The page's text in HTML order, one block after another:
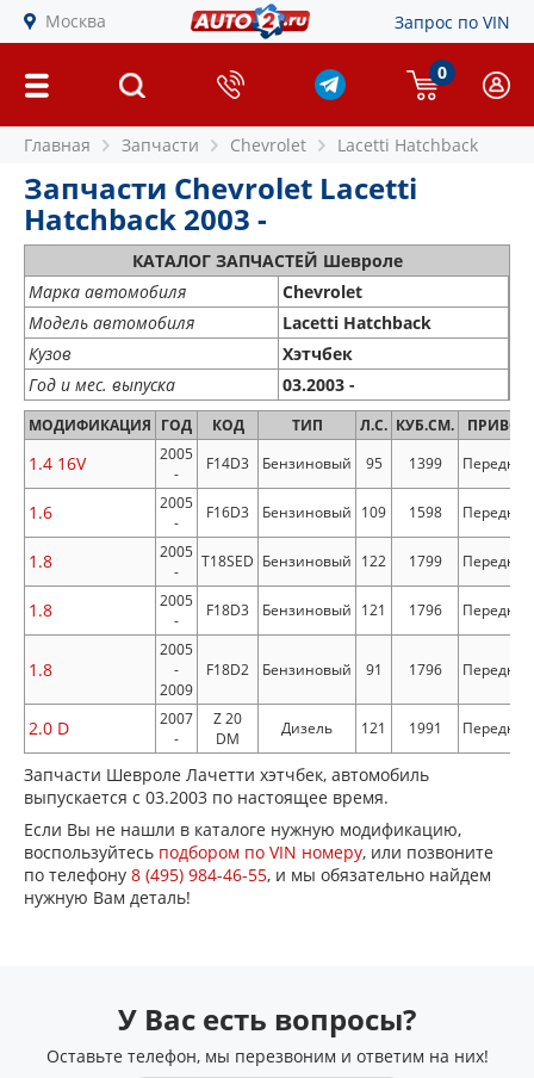
Москва Запрос по VIN
0
Главная Запчасти Chevrolet Lacetti Hatchback
Запчасти Chevrolet Lacetti
Hatchback 2003 -
КАТАЛОГ ЗАПЧАСТЕЙ Шевроле
Марка автомобиля
Chevrolet
Модель автомобиля
Lacetti Hatchback
Кузов
Хэтчбек
Год и мес. выпуска
03.2003 -
МОДИФИКАЦИЯ ГОД КОД ТИП Л.С. КУБ.СМ. ПРИВОД
1.4 16V
2005
-
F14D3 Бензиновый 95 1399 Передний
1.6
2005
-
F16D3 Бензиновый 109 1598 Передний
1.8
2005
-
T18SED Бензиновый 122 1799 Передний
1.8
2005
-
F18D3 Бензиновый 121 1796 Передний
1.8
2005
-
2009
F18D2 Бензиновый 91 1796 Передний
2.0 D
2007
-
Z 20
DM
Дизель 121 1991 Передний
Запчасти Шевроле Лачетти хэтчбек, автомобиль
выпускается с 03.2003 по настоящее время.
Если Вы не нашли в каталоге нужную модификацию,
воспользуйтесь подбором по VIN номеру, или позвоните
по телефону 8 (495) 984-46-55, и мы обязательно найдем
нужную Вам деталь!
У Вас есть вопросы?
Оставьте телефон, мы перезвоним и ответим на них!